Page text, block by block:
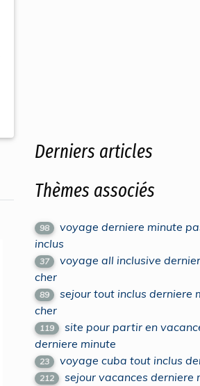
Derniers articles
Thèmes associés
98
voyage derniere minute
inclus
37
voyage all inclusive
cher
89
sejour tout inclus derniere
cher
119
site pour partir en
derniere minute
23 voyage cuba tout inclus
212 sejour vacances derniere